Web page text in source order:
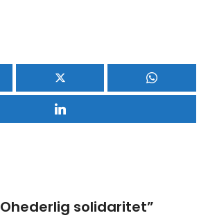
Ohederlig solidaritet”